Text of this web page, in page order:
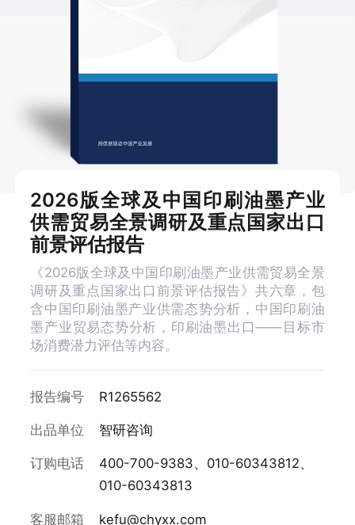
2026版全球及中国印刷油墨产业
供需贸易全景调研及重点国家出口
前景评估报告
《2026版全球及中国印刷油墨产业供需贸易全景
调研及重点国家出口前景评估报告》共六章，包
含中国印刷油墨产业供需态势分析，中国印刷油
墨产业贸易态势分析，印刷油墨出口——目标市
场消费潜力评估等内容。
报告编号 R1265562
出品单位 智研咨询
订购电话
400-700-9383、010-60343812、
010-60343813
客服邮箱 kefu@chyxx.com